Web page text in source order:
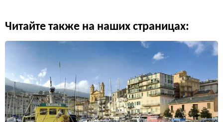
Читайте также на наших страницах: